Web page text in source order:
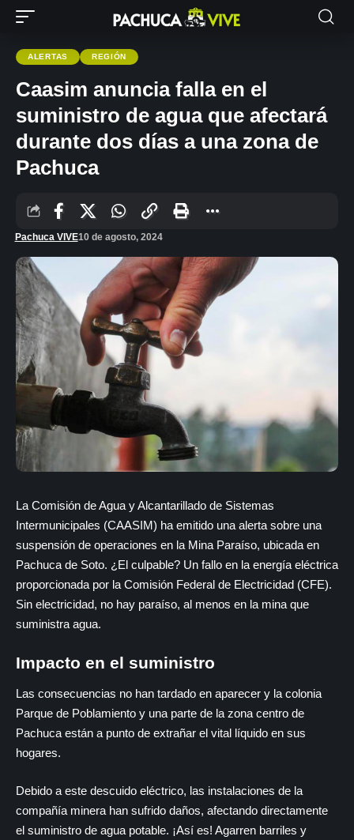
ALERTAS REGIÓN
Caasim anuncia falla en el
suministro de agua que afectará
durante dos días a una zona de
Pachuca
Pachuca VIVE10 de agosto, 2024
La Comisión de Agua y Alcantarillado de Sistemas
Intermunicipales (CAASIM) ha emitido una alerta sobre una
suspensión de operaciones en la Mina Paraíso, ubicada en
Pachuca de Soto. ¿El culpable? Un fallo en la energía eléctrica
proporcionada por la Comisión Federal de Electricidad (CFE).
Sin electricidad, no hay paraíso, al menos en la mina que
suministra agua.
Impacto en el suministro
Las consecuencias no han tardado en aparecer y la colonia
Parque de Poblamiento y una parte de la zona centro de
Pachuca están a punto de extrañar el vital líquido en sus
hogares.
Debido a este descuido eléctrico, las instalaciones de la
compañía minera han sufrido daños, afectando directamente
el suministro de agua potable. ¡Así es! Agarren barriles y